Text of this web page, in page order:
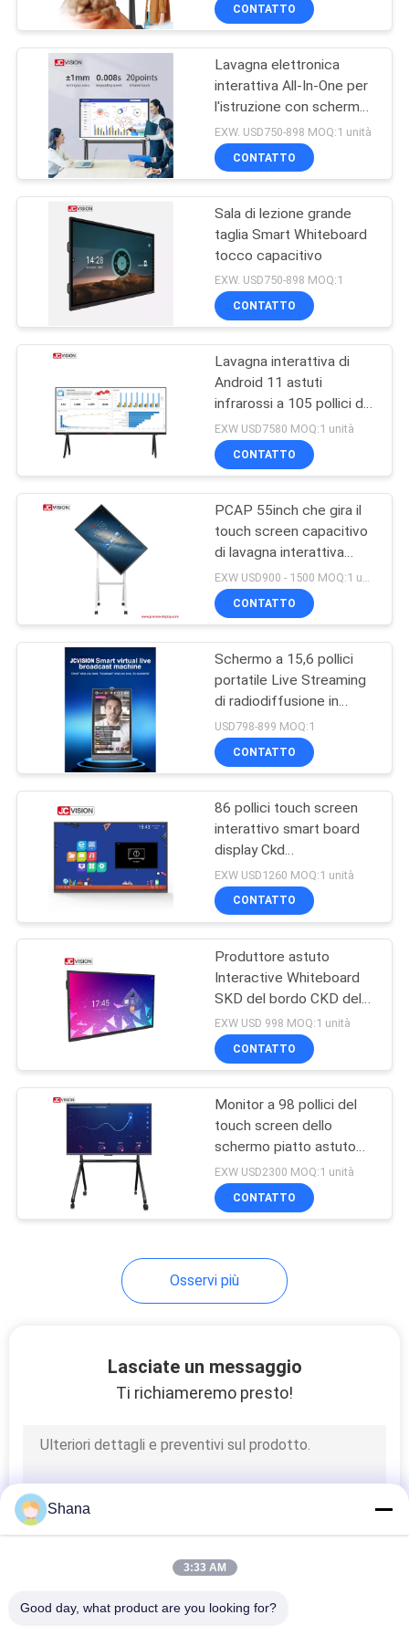
CONTROLLO
DELLA
QUALITÀ
CONTATTACI
NOTIZIE
CHIEDI UN
MAPPA
SITO
POLITICA
PRIVACY
Video esposizione
di parete LCD
32
Tavola bianca
interattiva
intelligente
Display interattivo a
schermo piatto
49
Scanner di
documenti portatile
Lavagna per
Scrivere LCD
Esposizione LCD
allungata di Antivari
schermo LCD
contrassegno
digitale del piano
d'appoggio
CONTATTO
Lavagna elettronica
interattiva All-In-One per
l'istruzione con schermo
touch intelligente
EXW. USD750-898 MOQ:1 unità
CONTATTO
Sala di lezione grande
taglia Smart Whiteboard
tocco capacitivo
EXW. USD750-898 MOQ:1
CONTATTO
Lavagna interattiva di
Android 11 astuti
infrarossi a 105 pollici del
bordo di tocco di
JCVISION
EXW USD7580 MOQ:1 unità
CONTATTO
PCAP 55inch che gira il
touch screen capacitivo
di lavagna interattiva
astuta
CONTATTO
Schermo a 15,6 pollici
portatile Live Streaming
di radiodiffusione in
tensione di Android 11
USD798-899 MOQ:1
CONTATTO
86 pollici touch screen
interattivo smart board
display Ckd
insegnamento in classe
EXW USD1260 MOQ:1 unità
CONTATTO
Produttore astuto
Interactive Whiteboard
SKD del bordo CKD del
pannello di tocco IFP di
JCVISION IR
EXW USD 998 MOQ:1 unità
CONTATTO
Monitor a 98 pollici del
touch screen dello
schermo piatto astuto
interattivo educativo del
bordo di JCVISION
EXW USD2300 MOQ:1 unità
CONTATTO
Osservi più
Lasciate un messaggio
Ti richiameremo presto!
Shana
3:33 AM
Good day, what product are you looking for?